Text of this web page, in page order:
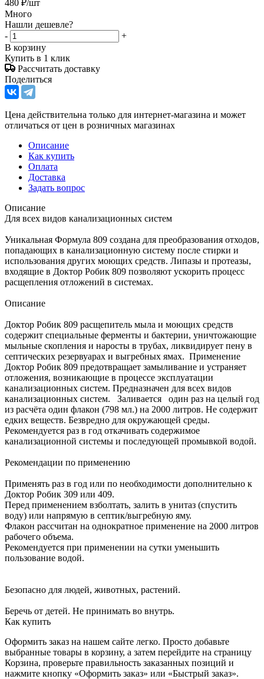
480 ₽/шт
Много
Нашли дешевле?
-
+
В корзину
Купить в 1 клик
Рассчитать доставку
Поделиться
Цена действительна только для интернет-магазина и может
отличаться от цен в розничных магазинах
Описание
Как купить
Оплата
Доставка
Задать вопрос
Описание
Для всех видов канализационных систем
Уникальная Формула 809 создана для преобразования отходов,
попадающих в канализационную систему после стирки и
использования других моющих средств. Липазы и протеазы,
входящие в Доктор Робик 809 позволяют ускорить процесс
расщепления отложений в системах.
Описание
Доктор Робик 809 расщепитель мыла и моющих средств
содержит специальные ферменты и бактерии, уничтожающие
мыльные скопления и наросты в трубах, ликвидирует пену в
септических резервуарах и выгребных ямах. Применение
Доктор Робик 809 предотвращает замыливание и устраняет
отложения, возникающие в процессе эксплуатации
канализационных систем. Предназначен для всех видов
канализационных систем. Заливается один раз на целый год
из расчёта один флакон (798 мл.) на 2000 литров. Не содержит
едких веществ. Безвредно для окружающей среды.
Рекомендуется раз в год откачивать содержимое
канализационной системы и последующей промывкой водой.
Рекомендации по применению
Применять раз в год или по необходимости дополнительно к
Доктор Робик 309 или 409.
Перед применением взболтать, залить в унитаз (спустить
воду) или напрямую в септик/выгребную яму.
Флакон рассчитан на однократное применение на 2000 литров
рабочего объема.
Рекомендуется при применении на сутки уменьшить
пользование водой.
Безопасно для людей, животных, растений.
Беречь от детей. Не принимать во внутрь.
Как купить
Оформить заказ на нашем сайте легко. Просто добавьте
выбранные товары в корзину, а затем перейдите на страницу
Корзина, проверьте правильность заказанных позиций и
нажмите кнопку «Оформить заказ» или «Быстрый заказ».